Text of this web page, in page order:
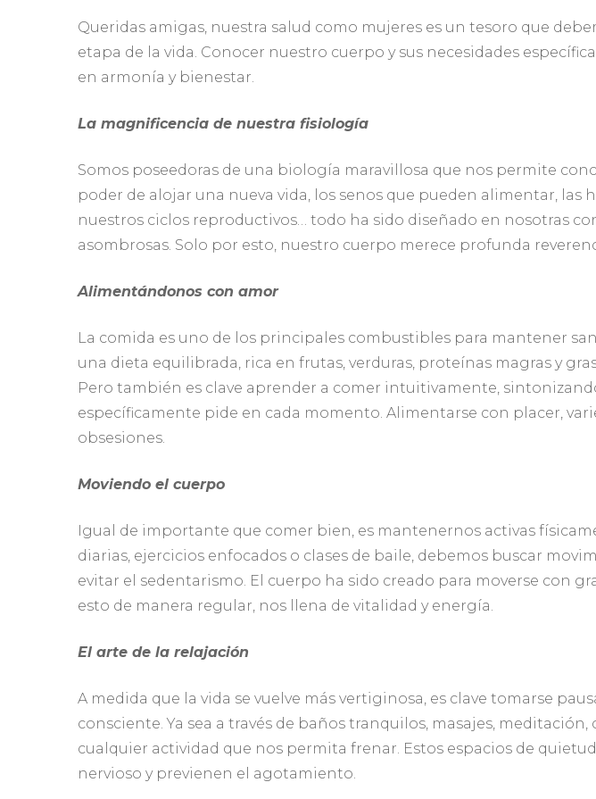
Queridas amigas, nuestra salud como mujeres es un tesoro que
etapa de la vida. Conocer nuestro cuerpo y sus necesidades
en armonía y bienestar.
La magnificencia de nuestra fisiología
Somos poseedoras de una biología maravillosa que nos permite
poder de alojar una nueva vida, los senos que pueden alimentar, las
nuestros ciclos reproductivos… todo ha sido diseñado en nosotras
asombrosas. Solo por esto, nuestro cuerpo merece profunda
Alimentándonos con amor
La comida es uno de los principales combustibles para mantener
una dieta equilibrada, rica en frutas, verduras, proteínas magras y
Pero también es clave aprender a comer intuitivamente,
específicamente pide en cada momento. Alimentarse con placer,
obsesiones.
Moviendo el cuerpo
Igual de importante que comer bien, es mantenernos activas
diarias, ejercicios enfocados o clases de baile, debemos buscar
evitar el sedentarismo. El cuerpo ha sido creado para moverse con
esto de manera regular, nos llena de vitalidad y energía.
El arte de la relajación
A medida que la vida se vuelve más vertiginosa, es clave tomarse
consciente. Ya sea a través de baños tranquilos, masajes,
cualquier actividad que nos permita frenar. Estos espacios de
nervioso y previenen el agotamiento.